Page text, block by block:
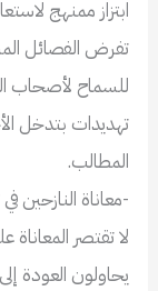
ابتزاز ممنهج
للسماح لأصحاب
تهديدات بتدخل
المطالب.
-معاناة النازحين
لا تقتصر
يحاولون العودة